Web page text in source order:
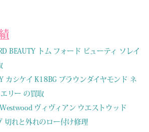
BEAUTY トム フォード ビューティ ソレイ
カシケイ K18BG ブラウンダイヤモンド ネ
リー の買取
ヴィヴィアン ウエストウッド
切れと外れのロー付け修理